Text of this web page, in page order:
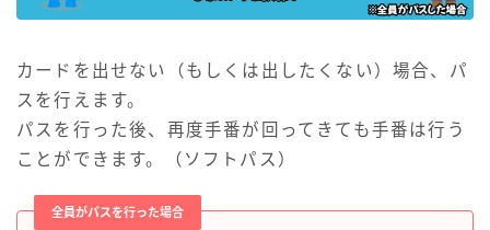
カードを出せない（もしくは出したくない）場合、パ
スを行えます。
パスを行った後、再度手番が回ってきても手番は行う
ことができます。（ソフトパス）
全員がパスを行った場合